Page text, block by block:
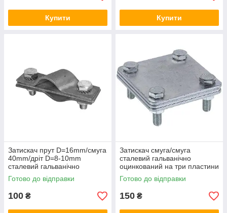
Купити Купити
Затискач прут D=16mm/смуга
40mm/дріт D=8-10mm
сталевий гальванічно
оцинкований 42/168.3 ОС
Готово до відправки
100 ₴
Затискач смуга/смуга
сталевий гальванічно
оцинкований на три пластини
04/0.2/3 ОС
Готово до відправки
150 ₴